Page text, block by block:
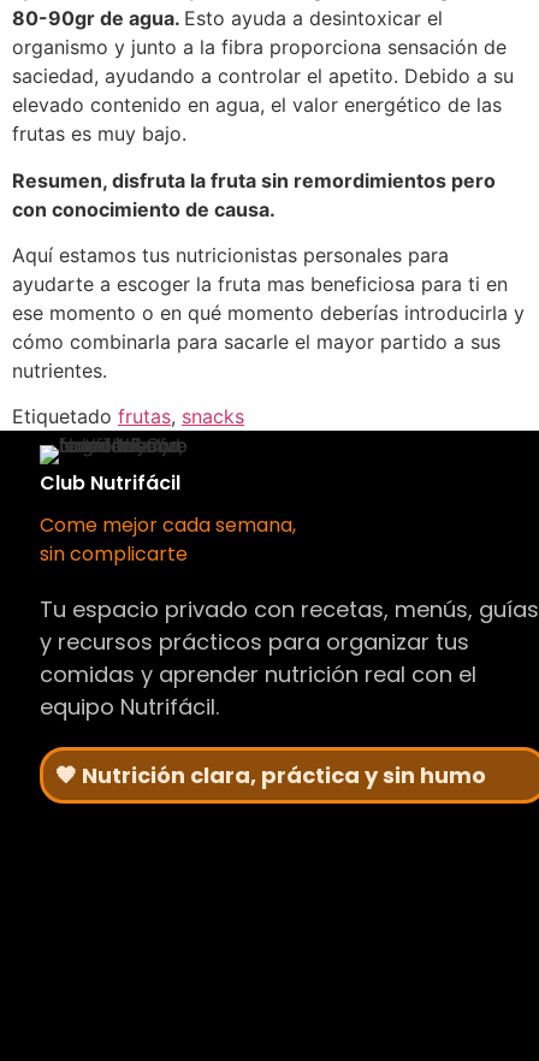
80-90gr de agua. Esto ayuda a desintoxicar el
organismo y junto a la fibra proporciona sensación de
saciedad, ayudando a controlar el apetito. Debido a su
elevado contenido en agua, el valor energético de las
frutas es muy bajo.
Resumen, disfruta la fruta sin remordimientos pero
con conocimiento de causa.
Aquí estamos tus nutricionistas personales para
ayudarte a escoger la fruta mas beneficiosa para ti en
ese momento o en qué momento deberías introducirla y
cómo combinarla para sacarle el mayor partido a sus
nutrientes.
Etiquetado frutas, snacks
Club Nutrifácil
Come mejor cada semana,
sin complicarte
Tu espacio privado con recetas, menús, guías
y recursos prácticos para organizar tus
comidas y aprender nutrición real con el
equipo Nutrifácil.
🧡 Nutrición clara, práctica y sin humo